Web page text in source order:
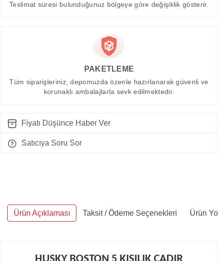
Teslimat süresi bulunduğunuz bölgeye göre değişiklik gösterir.
PAKETLEME
Tüm siparişleriniz, depomuzda özenle hazırlanarak güvenli ve
korunaklı ambalajlarla sevk edilmektedir.
Fiyatı Düşünce Haber Ver
Satıcıya Soru Sor
Ürün Açıklaması Taksit / Ödeme Seçenekleri Ürün